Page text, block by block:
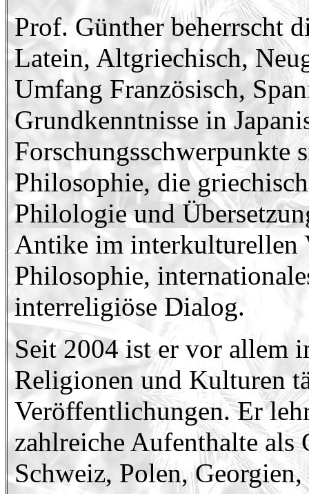
Prof. Günther beherrscht
Latein, Altgriechisch,
Umfang Französisch,
Grundkenntnisse in
Forschungsschwerpunkte
Philosophie, die
Philologie und
Antike im interkulturellen
Philosophie,
interreligiöse Dialog.
Seit 2004 ist er vor allem
Religionen und Kulturen
Veröffentlichungen. Er
zahlreiche Aufenthalte als
Schweiz, Polen,